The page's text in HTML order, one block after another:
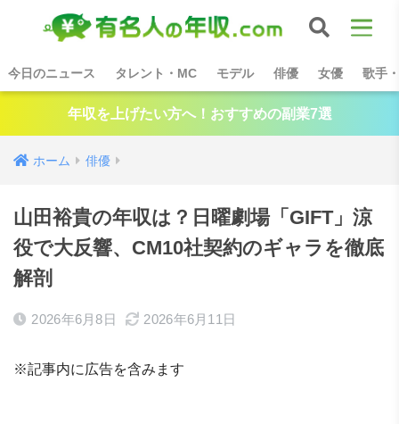
今日のニュース タレント・MC モデル 俳優 女優 歌手
年収を上げたい方へ！おすすめの副業7選
ホーム 俳優
山田裕貴の年収は？日曜劇場「GIFT」涼
役で大反響、CM10社契約のギャラを徹底
解剖
2026年6月8日 2026年6月11日
※記事内に広告を含みます